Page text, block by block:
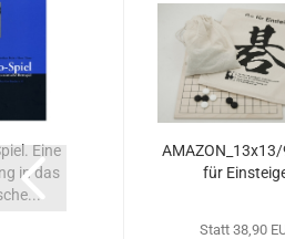
Eine
in das
für
Statt 38,90